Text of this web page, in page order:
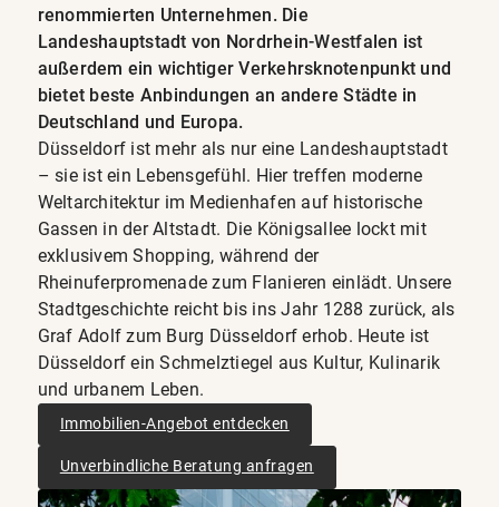
renommierten Unternehmen. Die
Landeshauptstadt von Nordrhein-Westfalen ist
außerdem ein wichtiger Verkehrsknotenpunkt und
bietet beste Anbindungen an andere Städte in
Deutschland und Europa.
Düsseldorf ist mehr als nur eine Landeshauptstadt
– sie ist ein Lebensgefühl. Hier treffen moderne
Weltarchitektur im Medienhafen auf historische
Gassen in der Altstadt. Die Königsallee lockt mit
exklusivem Shopping, während der
Rheinuferpromenade zum Flanieren einlädt. Unsere
Stadtgeschichte reicht bis ins Jahr 1288 zurück, als
Graf Adolf zum Burg Düsseldorf erhob. Heute ist
Düsseldorf ein Schmelztiegel aus Kultur, Kulinarik
und urbanem Leben.
Immobilien-Angebot entdecken
Unverbindliche Beratung anfragen